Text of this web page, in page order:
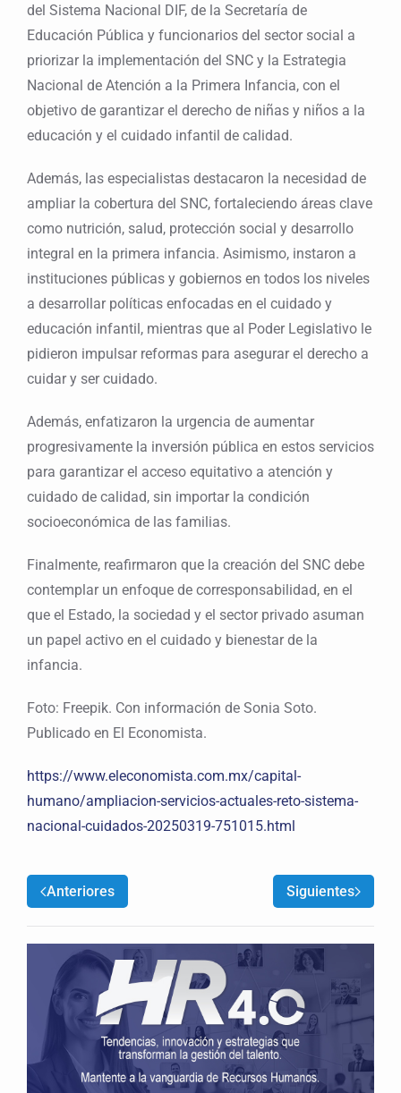
del Sistema Nacional DIF, de la Secretaría de
Educación Pública y funcionarios del sector social a
priorizar la implementación del SNC y la Estrategia
Nacional de Atención a la Primera Infancia, con el
objetivo de garantizar el derecho de niñas y niños a la
educación y el cuidado infantil de calidad.
Además, las especialistas destacaron la necesidad de
ampliar la cobertura del SNC, fortaleciendo áreas clave
como nutrición, salud, protección social y desarrollo
integral en la primera infancia. Asimismo, instaron a
instituciones públicas y gobiernos en todos los niveles
a desarrollar políticas enfocadas en el cuidado y
educación infantil, mientras que al Poder Legislativo le
pidieron impulsar reformas para asegurar el derecho a
cuidar y ser cuidado.
Además, enfatizaron la urgencia de aumentar
progresivamente la inversión pública en estos servicios
para garantizar el acceso equitativo a atención y
cuidado de calidad, sin importar la condición
socioeconómica de las familias.
Finalmente, reafirmaron que la creación del SNC debe
contemplar un enfoque de corresponsabilidad, en el
que el Estado, la sociedad y el sector privado asuman
un papel activo en el cuidado y bienestar de la
infancia.
Foto: Freepik. Con información de Sonia Soto.
Publicado en El Economista.
https://www.eleconomista.com.mx/capital-
humano/ampliacion-servicios-actuales-reto-sistema-
nacional-cuidados-20250319-751015.html
Anteriores Siguientes